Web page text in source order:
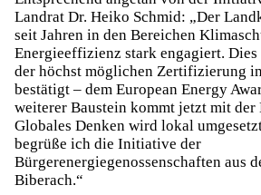
Landrat Dr. Heiko Schmid: „Der
seit Jahren in den Bereichen
Energieeffizienz stark engagiert.
der höchst möglichen Zertifizierung
bestätigt – dem European Energy
weiterer Baustein kommt jetzt mit
Globales Denken wird lokal
begrüße ich die Initiative der
Bürgerenergiegenossenschaften aus
Biberach.“